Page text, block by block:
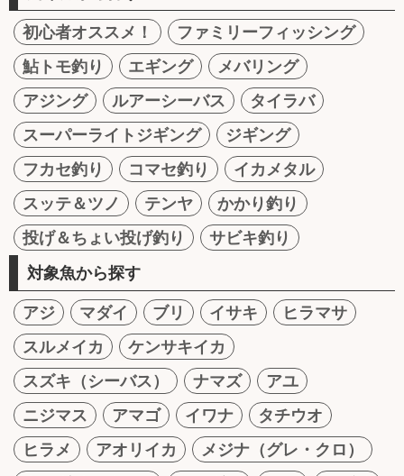
初心者オススメ！
ファミリーフィッシング
鮎トモ釣り
エギング
メバリング
アジング
ルアーシーバス
タイラバ
スーパーライトジギング
ジギング
フカセ釣り
コマセ釣り
イカメタル
スッテ＆ツノ
テンヤ
かかり釣り
投げ＆ちょい投げ釣り
サビキ釣り
対象魚から探す
アジ マダイ ブリ イサキ
ヒラマサ
スルメイカ
ケンサキイカ
スズキ（シーバス）
ナマズ
アユ
ニジマス
アマゴ イワナ
タチウオ
ヒラメ
アオリイカ
メジナ（グレ・クロ）